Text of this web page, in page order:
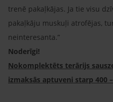
trenē pakaļkājas. Ja tie visu
pakaļkāju muskuļi atrofējas,
neinteresanta.”
Noderīgi!
Nokomplektēts terārijs
izmaksās aptuveni starp 400